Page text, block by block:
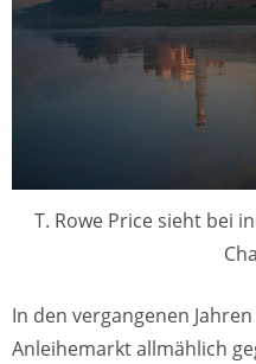
T. Rowe Price sieht bei
In den vergangenen
Anleihemarkt allmählich